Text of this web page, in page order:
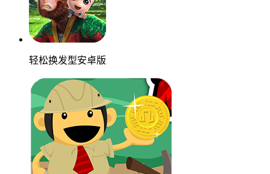
轻松换发型安卓版